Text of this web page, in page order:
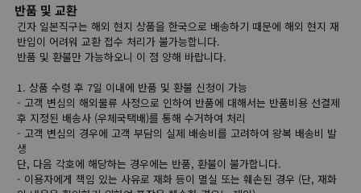
반품 및 교환
긴자 일본직구는 해외 현지 상품을 한국으로 배송하기 때문에 해외 현지 재
반입이 어려워 교환 접수 처리가 불가능합니다.
반품 및 환불만 가능하오니 이 점 양해 바랍니다.
1. 상품 수령 후 7일 이내에 반품 및 환불 신청이 가능
- 고객 변심의 해외물류 사정으로 인하여 반품에 대해서는 반품비용 선결제
후 지정된 배송사 (우체국택배)를 통해 수거하여 처리
- 고객 변심의 경우에 고객 부담의 실제 배송비를 고려하여 왕복 배송비 발
생
단, 다음 각호에 해당하는 경우에는 반품, 환불이 불가합니다.
- 이용자에게 책임 있는 사유로 재화 등이 멸실 또는 훼손된 경우 (단, 재화